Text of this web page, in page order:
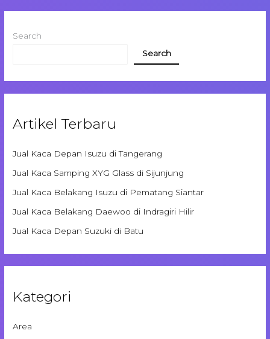
Search
Search
Artikel Terbaru
Jual Kaca Depan Isuzu di Tangerang
Jual Kaca Samping XYG Glass di Sijunjung
Jual Kaca Belakang Isuzu di Pematang Siantar
Jual Kaca Belakang Daewoo di Indragiri Hilir
Jual Kaca Depan Suzuki di Batu
Kategori
Area